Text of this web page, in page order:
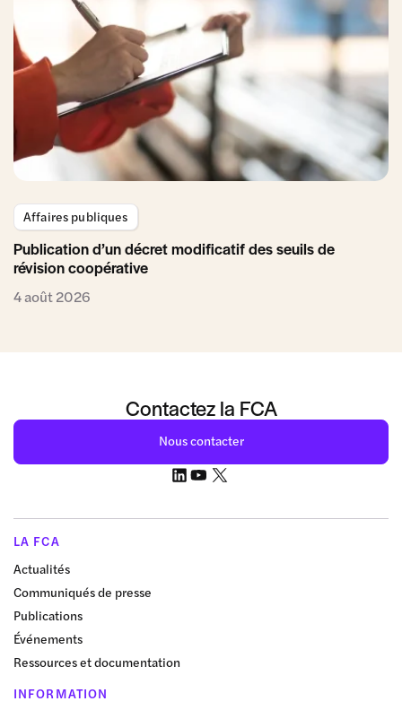
Affaires publiques
Publication d’un décret modificatif des seuils de
révision coopérative
4 août 2026
Contactez la FCA
Nous contacter
LA FCA
Actualités
Communiqués de presse
Publications
Événements
Ressources et documentation
INFORMATION